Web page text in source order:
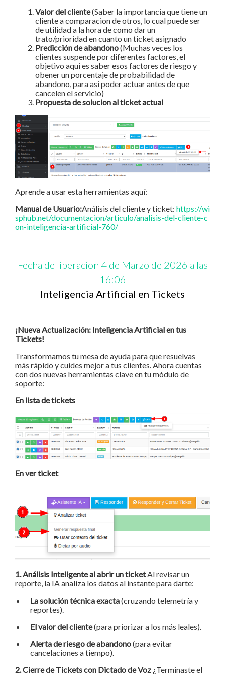
Valor del cliente(Saber la importancia que tiene un
cliente a comparacion de otros, lo cual puede ser
de utilidad a la hora de como dar un
trato/prioridad en cuanto un ticket asignado
Predicción de abandono(Muchas veces los
clientes suspende por diferentes factores, el
objetivo aqui es saber esos factores de riesgo y
obener un porcentaje de probabilidad de
abandono, para asi poder actuar antes de que
cancelen el servicio)
Propuesta de solucion al ticket actual
Aprende a usar esta herramientas aquí:
Manual de Usuario:Análisis del cliente y ticket: https://wi
sphub.net/documentacion/articulo/analisis-del-cliente-c
on-inteligencia-artificial-760/
Fecha de liberacion 4 de Marzo de 2026 a las
16:06
Inteligencia Artificial en Tickets
¡Nueva Actualización: Inteligencia Artificial en tus
Tickets!
Transformamos tu mesa de ayuda para que resuelvas
más rápido y cuides mejor a tus clientes. Ahora cuentas
con dos nuevas herramientas clave en tu módulo de
soporte:
En lista de tickets
En ver ticket
1. Análisis Inteligente al abrir un ticketAl revisar un
reporte, la IA analiza los datos al instante para darte:
La solución técnica exacta(cruzando telemetría y
reportes).
El valor del cliente(para priorizar a los más leales).
Alerta de riesgo de abandono(para evitar
cancelaciones a tiempo).
2. Cierre de Tickets con Dictado de Voz ¿Terminaste el